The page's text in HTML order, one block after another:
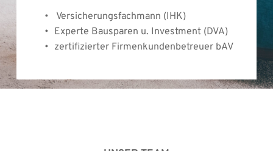
Versicherungsfachmann (IHK)
Experte Bausparen u. Investment (DVA)
zertifizierter Firmenkundenbetreuer bAV